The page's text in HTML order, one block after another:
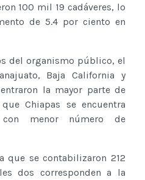
100 mil 19 cadáveres, lo
de 5.4 por ciento en
del organismo público, el
Baja California y
la mayor parte de
Chiapas se encuentra
menor número de
que se contabilizaron 212
dos corresponden a la